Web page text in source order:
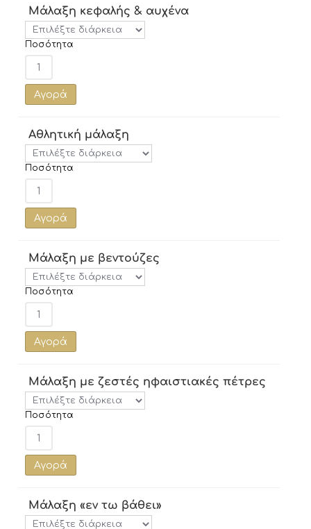
Μάλαξη κεφαλής & αυχένα
Ποσότητα
Αγορά
Αθλητική μάλαξη
Ποσότητα
Αγορά
Μάλαξη με βεντούζες
Ποσότητα
Αγορά
Μάλαξη με ζεστές ηφαιστιακές πέτρες
Ποσότητα
Αγορά
Μάλαξη «εν τω βάθει»